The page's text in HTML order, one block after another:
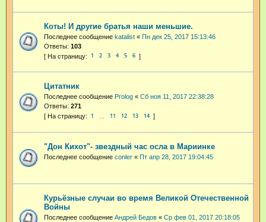
Коты! И другие братья наши меньшие.
Последнее сообщение katalist « Пн дек 25, 2017 15:13:46
Ответы: 103
1 2 3 4 5 6
Цитатник
Последнее сообщение Prolog « Сб ноя 11, 2017 22:38:28
Ответы: 271
1 11 12 13 14
"Дон Кихот"- звездный час осла в Мариинке
Последнее сообщение conler « Пт апр 28, 2017 19:04:45
Курьёзные случаи во время Великой Отечественной
Войны
Последнее сообщение Андрей Бедов « Ср фев 01, 2017 20:18:05